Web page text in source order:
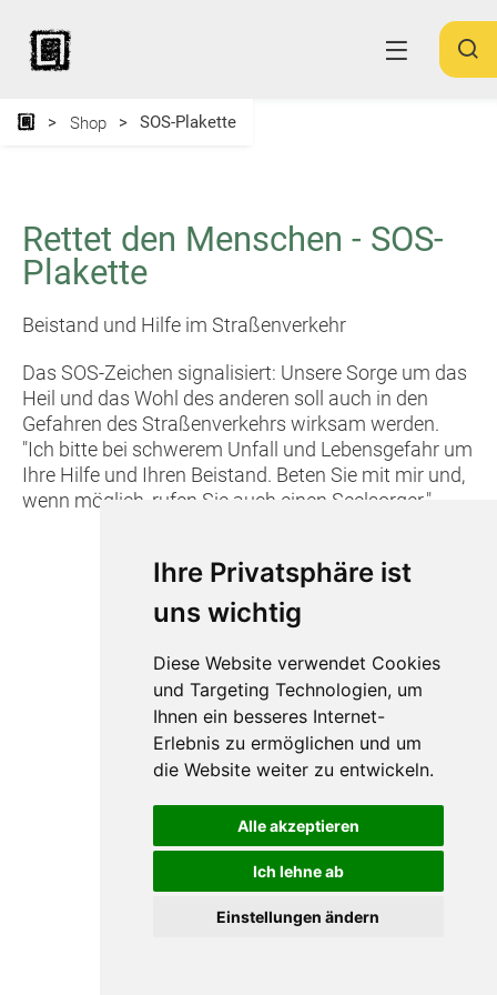
Ihre Privatsphäre ist
uns wichtig
Diese Website verwendet Cookies
und Targeting Technologien, um
Ihnen ein besseres Internet-
Erlebnis zu ermöglichen und um
die Website weiter zu entwickeln.
Alle akzeptieren
Ich lehne ab
Einstellungen ändern
Shop SOS-Plakette
Rettet den Menschen - SOS-
Plakette
Beistand und Hilfe im Straßenverkehr
Das SOS-Zeichen signalisiert: Unsere Sorge um das
Heil und das Wohl des anderen soll auch in den
Gefahren des Straßenverkehrs wirksam werden.
"Ich bitte bei schwerem Unfall und Lebensgefahr um
Ihre Hilfe und Ihren Beistand. Beten Sie mit mir und,
wenn möglich, rufen Sie auch einen Seelsorger."
Impressum
Barrierefreiheit
Sitemap